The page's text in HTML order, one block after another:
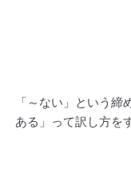
「～ない」という
ある」って訳し方を